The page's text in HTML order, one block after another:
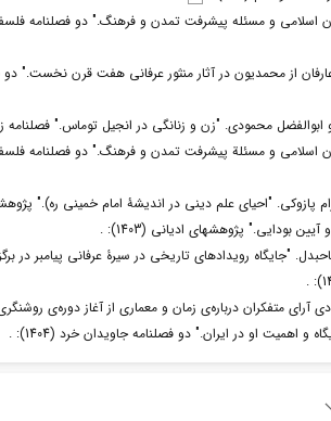
اسلامی و مسئله پیشرفت تمدن و فرهنگ." دو فصلنامه
از محمدیون در آثار منثور عرفانی هفت قرن نخست."
محمودی. "زن و زنانگی در انجیل توماس." فصلنامه
اسلامی و مسئلة پیشرفت تمدن و فرهنگ." دو فصلنامه
"احیای علم دینی در اندیشۀ امام خمینی ره)." پژوهشنامه
بودایی." پژوهشهای ادیانی (1403): .
"جایگاه‌ رویدادهای تاریخی در سیرۀ عرفانی پیامبر در
آرای متفکران درباره‌ی زمان و معماری از آغاز دوره‌ی روشنگری."
و اهمیت او در ایران." دو فصلنامه جاویدان خرد (1404): .